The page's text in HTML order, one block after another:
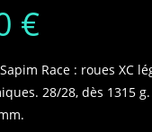
€
Race : roues XC
28/28, dès 1315